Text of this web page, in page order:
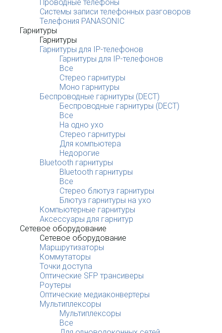
Проводные телефоны
Системы записи телефонных разговоров
Телефония PANASONIC
Гарнитуры
Гарнитуры
Гарнитуры для IP-телефонов
Гарнитуры для IP-телефонов
Все
Стерео гарнитуры
Моно гарнитуры
Беспроводные гарнитуры (DECT)
Беспроводные гарнитуры (DECT)
Все
На одно ухо
Стерео гарнитуры
Для компьютера
Недорогие
Bluetooth гарнитуры
Bluetooth гарнитуры
Все
Стерео блютуз гарнитуры
Блютуз гарнитуры на ухо
Компьютерные гарнитуры
Аксессуары для гарнитур
Сетевое оборудование
Сетевое оборудование
Маршрутизаторы
Коммутаторы
Точки доступа
Оптические SFP трансиверы
Роутеры
Оптические медиаконвертеры
Мультиплексоры
Мультиплексоры
Все